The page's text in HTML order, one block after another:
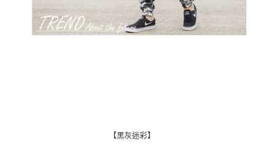
【黑灰迷彩】